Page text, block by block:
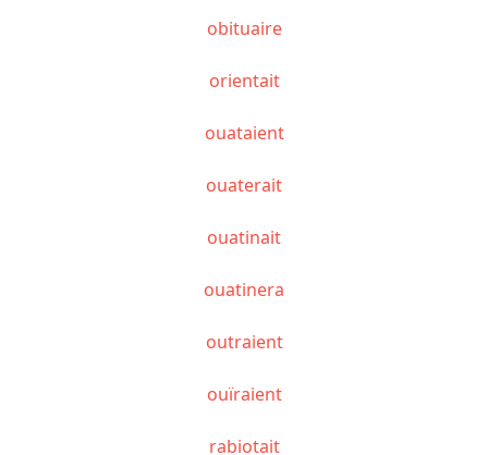
obituaire
orientait
ouataient
ouaterait
ouatinait
ouatinera
outraient
ouïraient
rabiotait